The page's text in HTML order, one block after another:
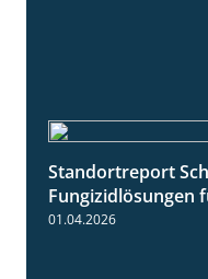
Standortreport
Fungizidlösungen
01.04.2026